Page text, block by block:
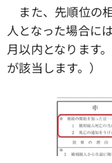
また、先順位の
人となった場合に
月以内となります
が該当します。）